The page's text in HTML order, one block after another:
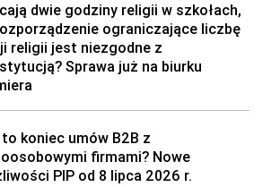
dwie godziny religii w szkołach,
ograniczające liczbę
religii jest niezgodne z
Sprawa już na biurku
to koniec umów B2B z
firmami? Nowe
PIP od 8 lipca 2026 r.